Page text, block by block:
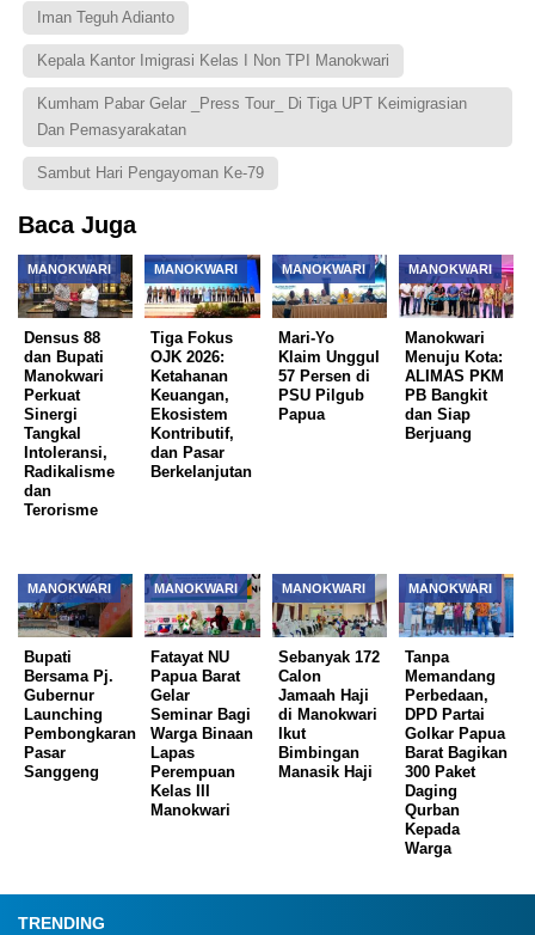
Iman Teguh Adianto
Kepala Kantor Imigrasi Kelas I Non TPI Manokwari
Kumham Pabar Gelar _Press Tour_ Di Tiga UPT Keimigrasian
Dan Pemasyarakatan
Sambut Hari Pengayoman Ke-79
Baca Juga
MANOKWARI
Densus 88
dan Bupati
Manokwari
Perkuat
Sinergi
Tangkal
Intoleransi,
Radikalisme
dan
Terorisme
MANOKWARI
Tiga Fokus
OJK 2026:
Ketahanan
Keuangan,
Ekosistem
Kontributif,
dan Pasar
Berkelanjutan
MANOKWARI
Mari-Yo
Klaim Unggul
57 Persen di
PSU Pilgub
Papua
MANOKWARI
Manokwari
Menuju Kota:
ALIMAS PKM
PB Bangkit
dan Siap
Berjuang
MANOKWARI
Bupati
Bersama Pj.
Gubernur
Launching
Pembongkaran
Pasar
Sanggeng
MANOKWARI
Fatayat NU
Papua Barat
Gelar
Seminar Bagi
Warga Binaan
Lapas
Perempuan
Kelas III
Manokwari
MANOKWARI
Sebanyak 172
Calon
Jamaah Haji
di Manokwari
Ikut
Bimbingan
Manasik Haji
MANOKWARI
Tanpa
Memandang
Perbedaan,
DPD Partai
Golkar Papua
Barat Bagikan
300 Paket
Daging
Qurban
Kepada
Warga
TRENDING